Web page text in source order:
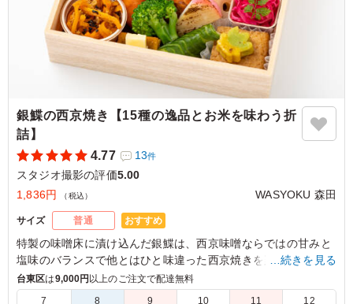
銀鰈の西京焼き【15種の逸品とお米を味わう折
詰】
4.77
13件
スタジオ撮影の評価5.00
1,836円
（税込） WASYOKU 森田
サイズ 普通 おすすめ
特製の味噌床に漬け込んだ銀鰈は、⻄京味噌ならではの⽢みと
塩味のバランスで他とはひと味違った⻄京焼きを楽しんでいた
だけます。WASYOKU 森田でも一番人気のメインです。お米は
新潟県糸魚川産のコシヒカリ。口の中に入れるとジューシーさ
…続きを見る
台東区は9,000円 以上のご注文で配達無料
7
8
9
10
11
12